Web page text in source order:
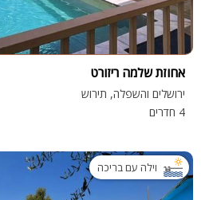
אחוזת שלמה ריזורט
ירושלים והשפלה, תירוש
4 חדרים
וילה עם בריכה